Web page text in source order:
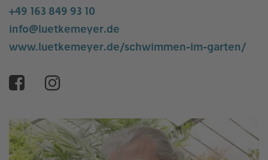
+49 163 849 93 10
info@luetkemeyer.de
www.luetkemeyer.de/schwimmen-im-garten/